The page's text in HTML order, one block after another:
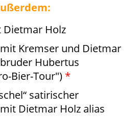
Holz
Kremser und Dietmar
Hubertus
Bier-Tour") *
satirischer
Dietmar Holz alias